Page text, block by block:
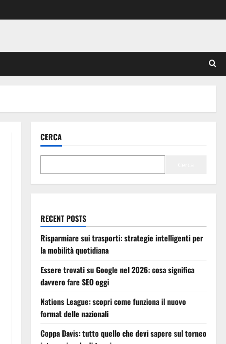
CERCA
RECENT POSTS
Risparmiare sui trasporti: strategie intelligenti per
la mobilità quotidiana
Essere trovati su Google nel 2026: cosa significa
davvero fare SEO oggi
Nations League: scopri come funziona il nuovo
format delle nazionali
Coppa Davis: tutto quello che devi sapere sul torneo